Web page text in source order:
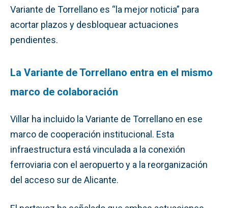
Variante de Torrellano es “la mejor noticia” para
acortar plazos y desbloquear actuaciones
pendientes.
La Variante de Torrellano entra en el mismo
marco de colaboración
Villar ha incluido la Variante de Torrellano en ese
marco de cooperación institucional. Esta
infraestructura está vinculada a la conexión
ferroviaria con el aeropuerto y a la reorganización
del acceso sur de Alicante.